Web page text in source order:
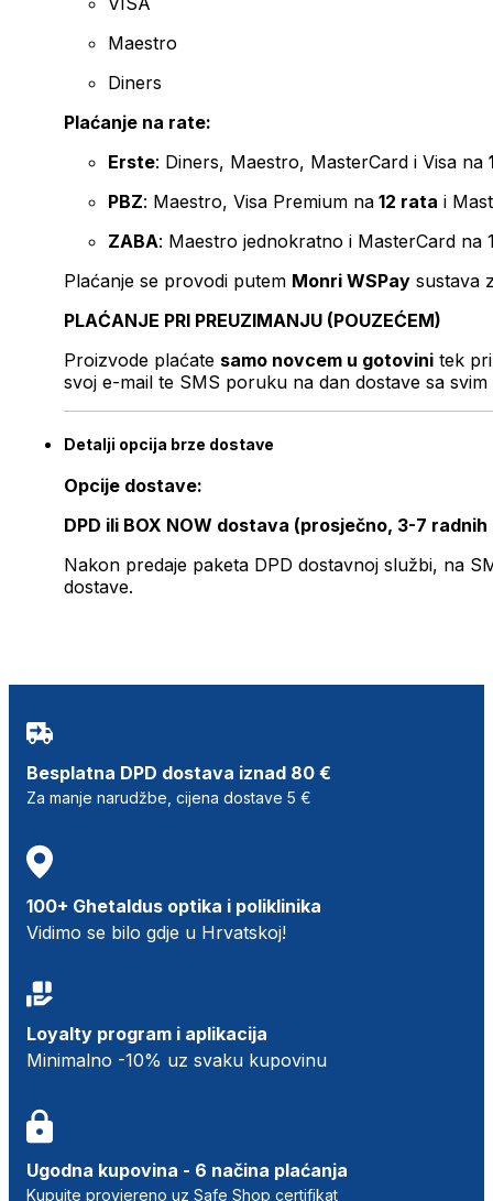
Maestro
Diners
Plaćanje na rate:
Erste: Diners, Maestro, MasterCard i Visa na
PBZ: Maestro, Visa Premium na 12 rata i
ZABA: Maestro jednokratno i MasterCard na
Plaćanje se provodi putem Monri WSPay sustava
PLAĆANJE PRI PREUZIMANJU (POUZEĆEM)
Proizvode plaćate samo novcem u gotovini tek
svoj e-mail te SMS poruku na dan dostave sa svim
Detalji opcija brze dostave
Opcije dostave:
DPD ili BOX NOW dostava (prosječno, 3-7 radnih
Nakon predaje paketa DPD dostavnoj službi, na
dostave.
Besplatna DPD dostava iznad 80 €
Za manje narudžbe, cijena dostave 5 €
100+ Ghetaldus optika i poliklinika
Vidimo se bilo gdje u Hrvatskoj!
Loyalty program i aplikacija
Minimalno -10% uz svaku kupovinu
Ugodna kupovina - 6 načina plaćanja
Kupujte provjereno uz Safe Shop certifikat